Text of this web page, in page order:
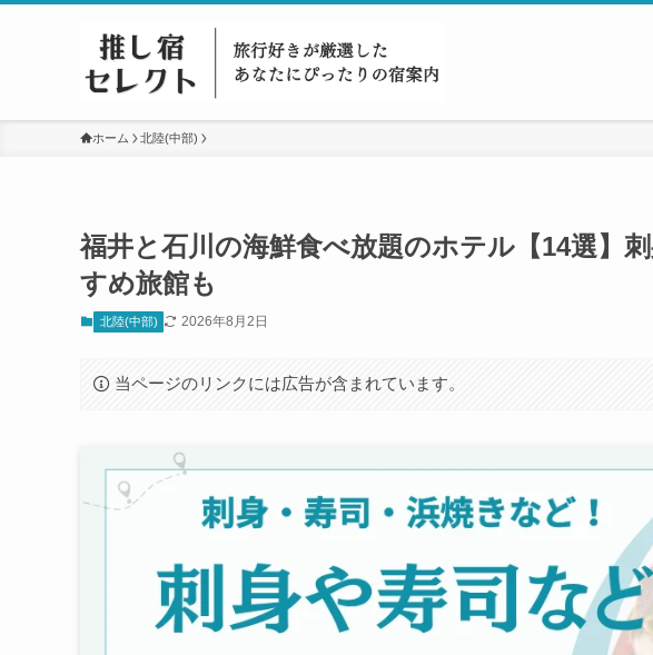
ホーム 北陸(中部)
福井と石川の海鮮食べ放題のホテル【14選】
すめ旅館も
北陸(中部) 2026年8月2日
当ページのリンクには広告が含まれています。